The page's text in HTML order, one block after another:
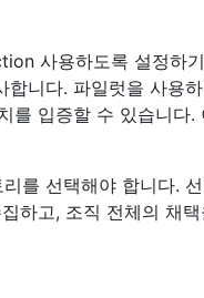
사용하도록 설정하
니다. 파일럿을 사용
를 입증할 수 있습니다
를 선택해야 합니다.
하고, 조직 전체의 채